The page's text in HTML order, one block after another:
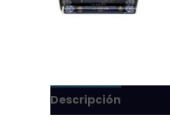
Descripción